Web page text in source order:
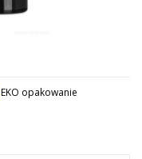
EKO opakowanie